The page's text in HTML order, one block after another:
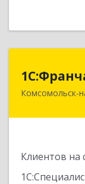
Комсомольск-
Клиентов на
681000,